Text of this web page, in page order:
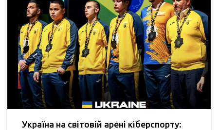
Україна на світовій арені кіберспорту: